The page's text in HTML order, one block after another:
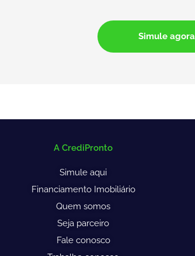
Simule agora
A CrediPronto
Simule aqui
Financiamento Imobiliário
Quem somos
Seja parceiro
Fale conosco